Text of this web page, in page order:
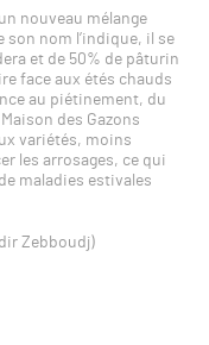
nouveau mélange
son nom l’indique, il se
et de 50% de pâturin
face aux étés chauds
au piétinement, du
des Gazons
variétés, moins
les arrosages, ce qui
maladies estivales
Zebboudj)